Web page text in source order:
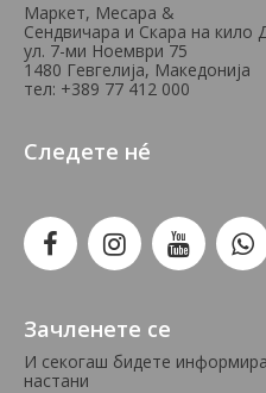
Маркет, Месара &
Сендвичара и Скара на кило
ул. 7-ми Ноември 75
1480 Гевгелија, Македонија
тел: +389 77 412 000
Следете нé
Зачленете се
И секогаш бидете
настани